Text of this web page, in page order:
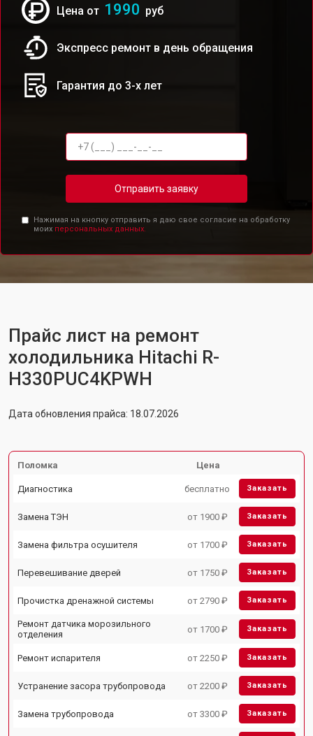
Цена от 1990 руб
Экспресс ремонт в день обращения
Гарантия до 3-х лет
Отправить заявку
Нажимая на кнопку отправить я даю свое согласие на обработку
моих персональных данных.
Прайс лист на ремонт
холодильника Hitachi R-
H330PUC4KPWH
Дата обновления прайса: 18.07.2026
Поломка Цена
Диагностика бесплатно Заказать
Замена ТЭН от 1900 ₽ Заказать
Замена фильтра осушителя от 1700 ₽ Заказать
Перевешивание дверей от 1750 ₽ Заказать
Прочистка дренажной системы от 2790 ₽ Заказать
Ремонт датчика морозильного
отделения
от 1700 ₽ Заказать
Ремонт испарителя от 2250 ₽ Заказать
Устранение засора трубопровода от 2200 ₽ Заказать
Замена трубопровода от 3300 ₽ Заказать